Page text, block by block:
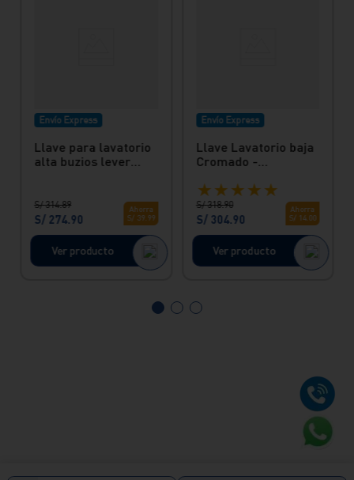
Envío Express
Llave para lavatorio
alta buzios lever
S/ 314.89
S/ 274 90
Ahorra
S/ 39. 99
Ver producto
Envío Express
Llave Lavatorio baja
Cromado -
★★★★★
S/ 318.90
S/ 304 90
Ahorra
S/ 14. 00
Ver producto